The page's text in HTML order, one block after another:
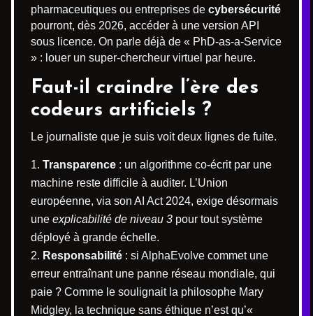
pharmaceutiques ou entreprises de cybersécurité
pourront, dès 2026, accéder à une version API
sous licence. On parle déjà de « PhD-as-a-Service
» : louer un super-chercheur virtuel par heure.
Faut-il craindre l’ère des
codeurs artificiels ?
Le journaliste que je suis voit deux lignes de fuite.
Transparence : un algorithme co-écrit par une
machine reste difficile à auditer. L’Union
européenne, via son AI Act 2024, exige désormais
une explicabilité de niveau 3 pour tout système
déployé à grande échelle.
Responsabilité : si AlphaEvolve commet une
erreur entraînant une panne réseau mondiale, qui
paie ? Comme le soulignait la philosophe Mary
Midgley, la technique sans éthique n’est qu’«